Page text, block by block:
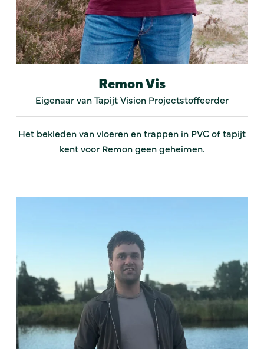
Remon Vis
Eigenaar van Tapijt Vision Projectstoffeerder
Het bekleden van vloeren en trappen in PVC of tapijt
kent voor Remon geen geheimen.